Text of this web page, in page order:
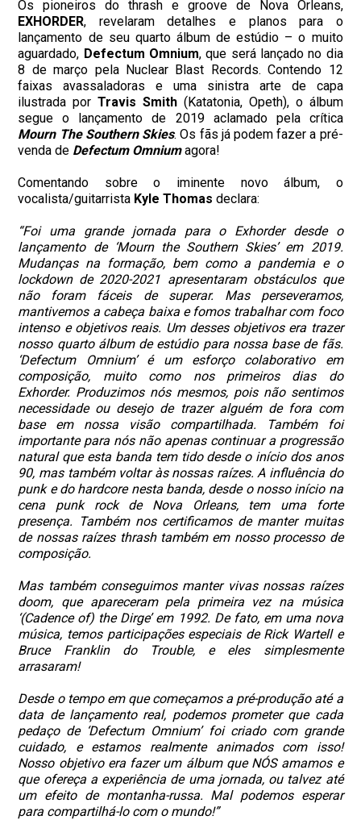
Os pioneiros do thrash e groove de Nova Orleans,
EXHORDER, revelaram detalhes e planos para o
lançamento de seu quarto álbum de estúdio – o muito
aguardado, Defectum Omnium, que será lançado no dia
8 de março pela Nuclear Blast Records. Contendo 12
faixas avassaladoras e uma sinistra arte de capa
ilustrada porTravis Smith (Katatonia, Opeth), o álbum
segue o lançamento de 2019 aclamado pela crítica
Mourn The Southern Skies. Os fãs já podem fazer a pré-
venda de Defectum Omniumagora!
Comentando sobre o iminente novo álbum, o
vocalista/guitarrista Kyle Thomas declara:
“Foi uma grande jornada para o Exhorder desde o
lançamento de ‘Mourn the Southern Skies’ em 2019.
Mudanças na formação, bem como a pandemia e o
lockdown de 2020-2021 apresentaram obstáculos que
não foram fáceis de superar. Mas perseveramos,
mantivemos a cabeça baixa e fomos trabalhar com foco
intenso e objetivos reais. Um desses objetivos era trazer
nosso quarto álbum de estúdio para nossa base de fãs.
‘Defectum Omnium’ é um esforço colaborativo em
composição, muito como nos primeiros dias do
Exhorder. Produzimos nós mesmos, pois não sentimos
necessidade ou desejo de trazer alguém de fora com
base em nossa visão compartilhada. Também foi
importante para nós não apenas continuar a progressão
natural que esta banda tem tido desde o início dos anos
90, mas também voltar às nossas raízes. A influência do
punk e do hardcore nesta banda, desde o nosso início na
cena punk rock de Nova Orleans, tem uma forte
presença. Também nos certificamos de manter muitas
de nossas raízes thrash também em nosso processo de
composição.
Mas também conseguimos manter vivas nossas raízes
doom, que apareceram pela primeira vez na música
‘(Cadence of) the Dirge’ em 1992. De fato, em uma nova
música, temos participações especiais de Rick Wartell e
Bruce Franklin do Trouble, e eles simplesmente
arrasaram!
Desde o tempo em que começamos a pré-produção até a
data de lançamento real, podemos prometer que cada
pedaço de ‘Defectum Omnium’ foi criado com grande
cuidado, e estamos realmente animados com isso!
Nosso objetivo era fazer um álbum que NÓS amamos e
que ofereça a experiência de uma jornada, ou talvez até
um efeito de montanha-russa. Mal podemos esperar
para compartilhá-lo com o mundo!”